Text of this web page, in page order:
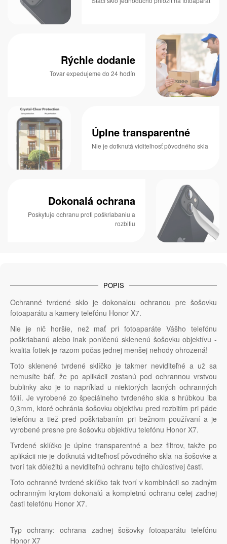
Rýchle dodanie
Tovar expedujeme do 24 hodín
Úplne transparentné
Nie je dotknutá viditeľnosť pôvodného skla
Dokonalá ochrana
Poskytuje ochranu proti poškriabaniu a
rozbitiu
POPIS
Ochranné tvrdené sklo je dokonalou ochranou pre šošovku
fotoaparátu a kamery telefónu Honor X7.
Nie je nič horšie, než mať pri fotoaparáte Vášho telefónu
poškriabanú alebo inak poničenú sklenenú šošovku objektívu -
kvalita fotiek je razom počas jednej menšej nehody ohrozená!
Toto sklenené tvrdené sklíčko je takmer neviditeľné a už sa
nemusíte báť, že po aplikácii zostanú pod ochrannou vrstvou
bublinky ako je to napríklad u niektorých lacných ochranných
fólií. Je vyrobené zo špeciálneho tvrdeného skla s hrúbkou iba
0,3mm, ktoré ochránia šošovku objektívu pred rozbitím pri páde
telefónu a tiež pred poškriabaním pri bežnom používaní a je
vyrobené presne pre šošovku objektívu telefónu Honor X7.
Tvrdené sklíčko je úplne transparentné a bez filtrov, takže po
aplikácii nie je dotknutá viditeľnosť pôvodného skla na šošovke a
tvorí tak dôležitú a neviditeľnú ochranu tejto chúlostivej časti.
Toto ochranné tvrdené sklíčko tak tvorí v kombinácii so zadným
ochranným krytom dokonalú a kompletnú ochranu celej zadnej
časti telefónu Honor X7.
Typ ochrany: ochrana zadnej šošovky fotoaparátu telefónu
Honor X7